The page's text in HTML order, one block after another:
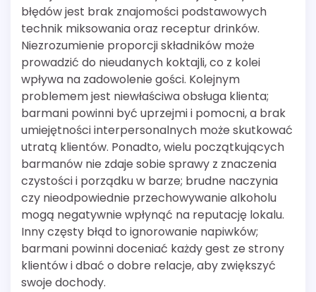
błędów jest brak znajomości podstawowych
technik miksowania oraz receptur drinków.
Niezrozumienie proporcji składników może
prowadzić do nieudanych koktajli, co z kolei
wpływa na zadowolenie gości. Kolejnym
problemem jest niewłaściwa obsługa klienta;
barmani powinni być uprzejmi i pomocni, a brak
umiejętności interpersonalnych może skutkować
utratą klientów. Ponadto, wielu początkujących
barmanów nie zdaje sobie sprawy z znaczenia
czystości i porządku w barze; brudne naczynia
czy nieodpowiednie przechowywanie alkoholu
mogą negatywnie wpłynąć na reputację lokalu.
Inny częsty błąd to ignorowanie napiwków;
barmani powinni doceniać każdy gest ze strony
klientów i dbać o dobre relacje, aby zwiększyć
swoje dochody.